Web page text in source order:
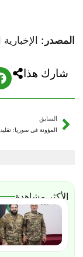
المصدر:
شارك هذا
السابق
الأكثر مشاهدة